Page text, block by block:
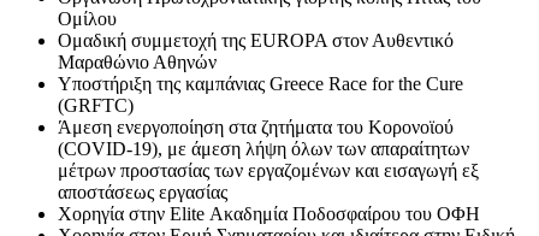
Ομίλου
Ομαδική συμμετοχή της EUROPA στον Αυθεντικό
Μαραθώνιο Αθηνών
Υποστήριξη της καμπάνιας Greece Race for the Cure
(GRFTC)
Άμεση ενεργοποίηση στα ζητήματα του Κορονοϊού
(COVID-19), με άμεση λήψη όλων των απαραίτητων
μέτρων προστασίας των εργαζομένων και εισαγωγή εξ
αποστάσεως εργασίας
Χορηγία στην Elite Ακαδημία Ποδοσφαίρου του ΟΦΗ